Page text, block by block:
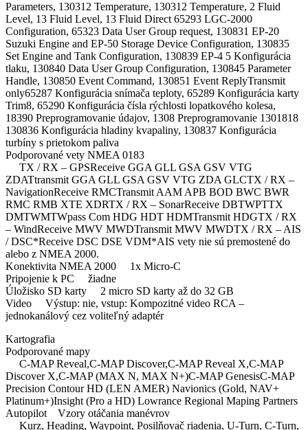
Parameters, 130312 Temperature, 130312 Temperature, 2 Fluid
Level, 13 Fluid Level, 13 Fluid Direct 65293 LGC-2000
Configuration, 65323 Data User Group request, 130831 EP-20
Suzuki Engine and EP-50 Storage Device Configuration, 130835
Set Engine and Tank Configuration, 130839 EP-4 5 Konfigurácia
tlaku, 130840 Data User Group Configuration, 130845 Parameter
Handle, 130850 Event Command, 130851 Event ReplyTransmit
only65287 Konfigurácia snímača teploty, 65289 Konfigurácia karty
Trim8, 65290 Konfigurácia čísla rýchlosti lopatkového kolesa,
18390 Preprogramovanie údajov, 1308 Preprogramovanie 1301818
130836 Konfigurácia hladiny kvapaliny, 130837 Konfigurácia
turbíny s prietokom paliva
Podporované vety NMEA 0183
TX / RX – GPSReceive GGA GLL GSA GSV VTG
ZDATtransmit GGA GLL GSA GSV VTG ZDA GLCTX / RX –
NavigationReceive RMCTransmit AAM APB BOD BWC BWR
RMC RMB XTE XDRTX / RX – SonarReceive DBTWPTTX
DMTWMTWpass Com HDG HDT HDMTransmit HDGTX / RX
– WindReceive MWV MWDTransmit MWV MWDTX / RX – AIS
/ DSC*Receive DSC DSE VDM*AIS vety nie sú premostené do
alebo z NMEA 2000.
Konektivita NMEA 2000 1x Micro-C
Pripojenie k PC žiadne
Úložisko SD karty 2 micro SD karty až do 32 GB
Video Výstup: nie, vstup: Kompozitné video RCA –
jednokanálový cez voliteľný adaptér
Kartografia
Podporované mapy
C-MAP Reveal,C-MAP Discover,C-MAP Reveal X,C-MAP
Discover X,C-MAP (MAX N, MAX N+)C-MAP GenesisC-MAP
Precision Contour HD (LEN AMER) Navionics (Gold, NAV+
Platinum+)Insight (Pro a HD) Lowrance Regional Maping Partners
Autopilot Vzory otáčania manévrov
Kurz, Heading, Waypoint, Posilňovač riadenia, U-Turn, C-Turn,